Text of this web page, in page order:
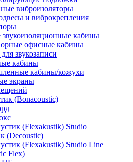
виброизоляторы
и виброкрепления
звукоизоляционные кабины
офисные кабины
звукозаписи
кабины
кабины/кожухи
экраны
(Bonacoustic)
(Flexakustik) Studio
(Decoustic)
(Flexakustik) Studio Line
Flex)